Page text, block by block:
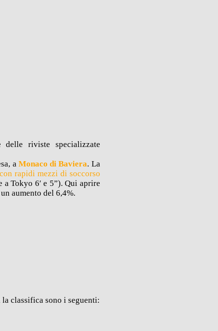
riviste specializzate
a Monaco di Baviera. La
rapidi mezzi di soccorso
a Tokyo 6′ e 5”). Qui aprire
aumento del 6,4%.
la classifica sono i seguenti: